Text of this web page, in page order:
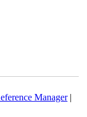
Reference Manager